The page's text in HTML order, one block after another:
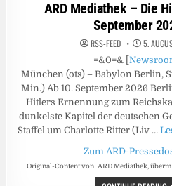
ARD Mediathek – Die
September
RSS-FEED 5.
=&0=& [
München (ots) – Babylon Berlin,
Min.) Ab 10. September 2026
Hitlers Ernennung zum
dunkelste Kapitel der deutschen
Staffel um Charlotte Ritter (Liv …
Zum ARD-
Original-Content von: ARD Mediathek,